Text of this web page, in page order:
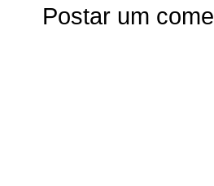
Postar um